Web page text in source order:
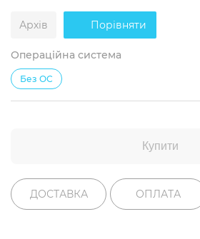
Архів Порівняти
Операційна система
Без ОС
Купити
ДОСТАВКА ОПЛАТА